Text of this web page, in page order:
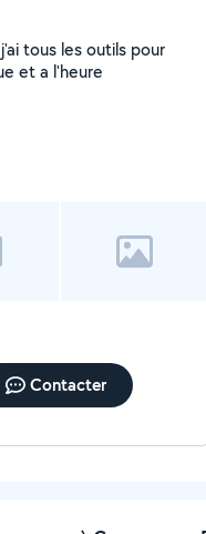
tous les outils pour
et a l'heure
Contacter